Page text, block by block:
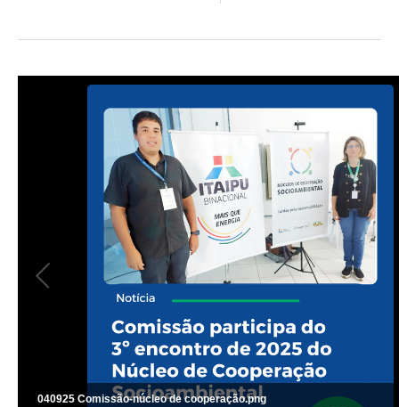
040925 Comissão-núcleo de cooperação.png